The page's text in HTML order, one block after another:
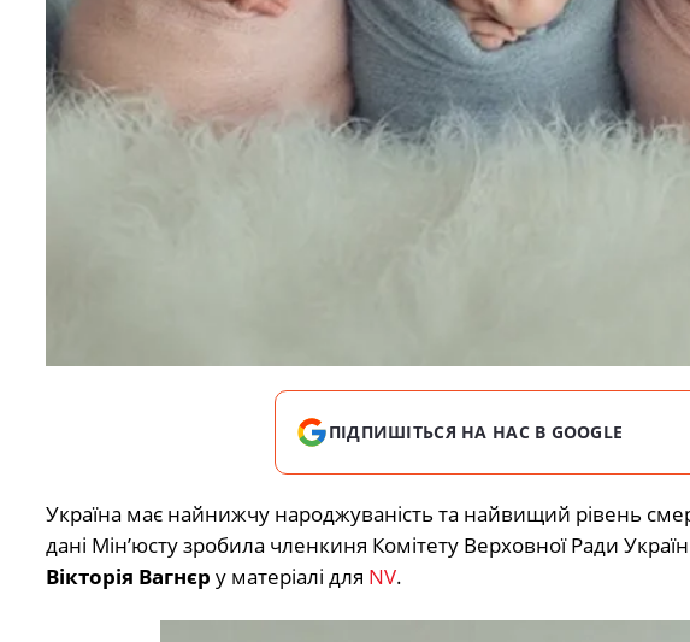
ПІДПИШІТЬСЯ НА НАС В GOOGLE
Україна має найнижчу народжуваність та найвищий рівень
дані Мінʼюсту зробила членкиня Комітету Верховної Ради
Вікторія Вагнєр у матеріалі для NV.